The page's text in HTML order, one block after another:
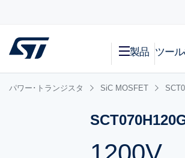
製品 ツー
パワー･トランジスタ SiC MOSFET